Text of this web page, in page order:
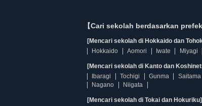
【Cari sekolah berdasarkan
[Mencari sekolah di Hokkaido dan
Hokkaido
Aomori Iwate Miyagi
[Mencari sekolah di Kanto dan
Ibaragi
Tochigi Gunma Saitama
Nagano
Niigata
[Mencari sekolah di Tokai dan Hokuriku]